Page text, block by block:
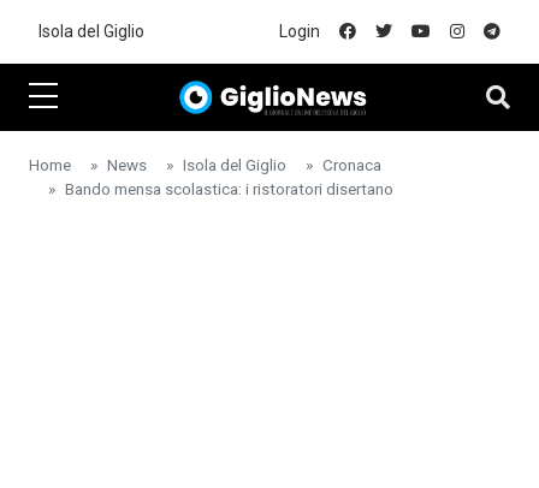
Isola del Giglio Login
Home News Isola del Giglio
Cronaca
Bando mensa scolastica: i ristoratori disertano